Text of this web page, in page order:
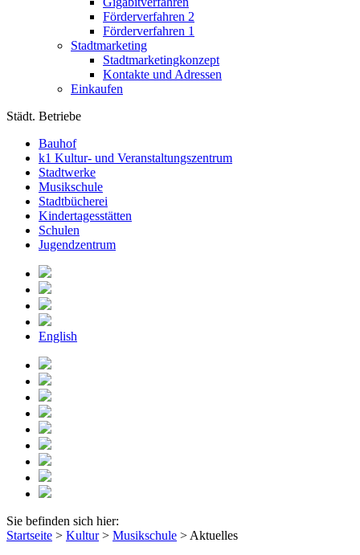
Förderverfahren 2
Förderverfahren 1
Stadtmarketing
Stadtmarketingkonzept
Kontakte und Adressen
Einkaufen
Städt. Betriebe
Bauhof
k1 Kultur- und Veranstaltungszentrum
Stadtwerke
Musikschule
Stadtbücherei
Kindertagesstätten
Schulen
Jugendzentrum
English
Sie befinden sich hier:
Startseite > Kultur> Musikschule > Aktuelles